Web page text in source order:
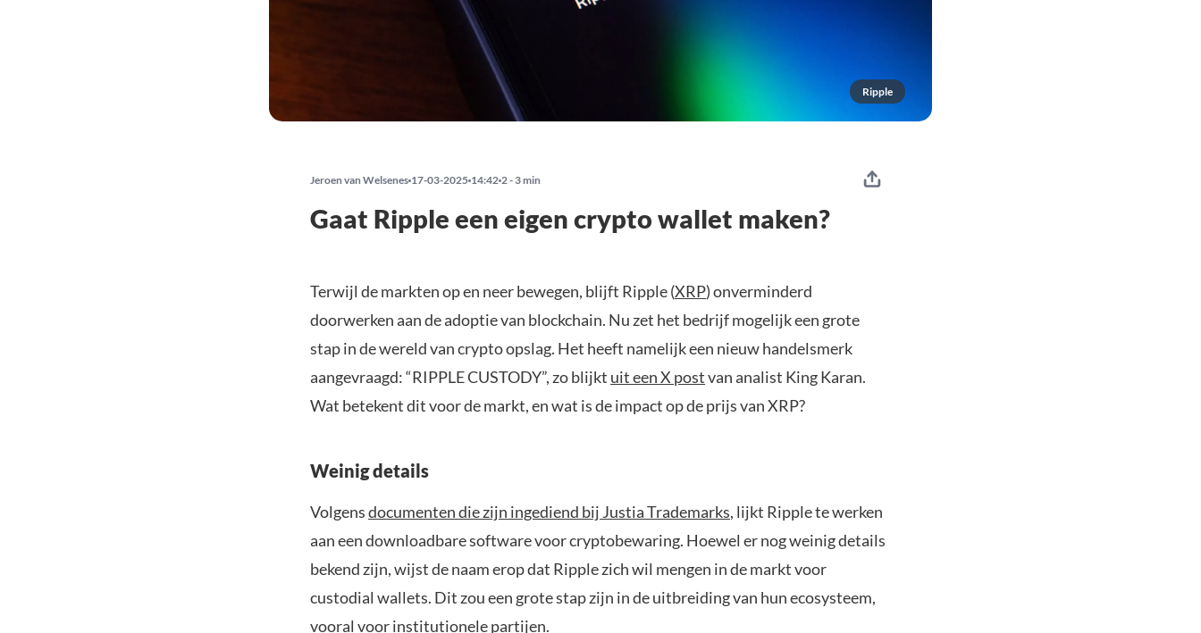
Ripple
Jeroen van Welsenes 17-03-2025 14:42 2 - 3 min
Gaat Ripple een eigen crypto wallet maken?
Terwijl de markten op en neer bewegen, blijft Ripple (XRP) onverminderd
doorwerken aan de adoptie van blockchain. Nu zet het bedrijf mogelijk een grote
stap in de wereld van crypto opslag. Het heeft namelijk een nieuw handelsmerk
aangevraagd: “RIPPLE CUSTODY”, zo blijkt uit een X postvan analist King Karan.
Wat betekent dit voor de markt, en wat is de impact op de prijs van XRP?
Weinig details
Volgensdocumenten die zijn ingediend bij Justia Trademarks, lijkt Ripple te werken
aan een downloadbare software voor cryptobewaring. Hoewel er nog weinig details
bekend zijn, wijst de naam erop dat Ripple zich wil mengen in de markt voor
custodial wallets. Dit zou een grote stap zijn in de uitbreiding van hun ecosysteem,
vooral voor institutionele partijen.